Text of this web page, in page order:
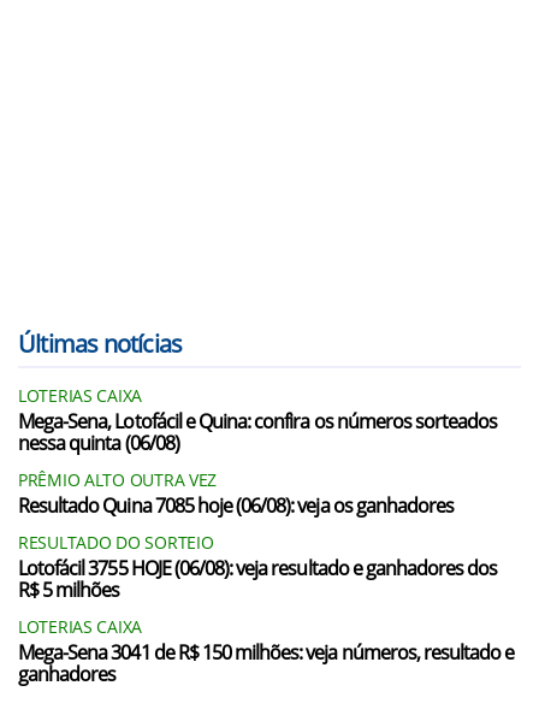
Últimas notícias
LOTERIAS CAIXA
Mega-Sena, Lotofácil e Quina: confira os números sorteados
nessa quinta (06/08)
PRÊMIO ALTO OUTRA VEZ
Resultado Quina 7085 hoje (06/08): veja os ganhadores
RESULTADO DO SORTEIO
Lotofácil 3755 HOJE (06/08): veja resultado e ganhadores dos
R$ 5 milhões
LOTERIAS CAIXA
Mega-Sena 3041 de R$ 150 milhões: veja números, resultado e
ganhadores